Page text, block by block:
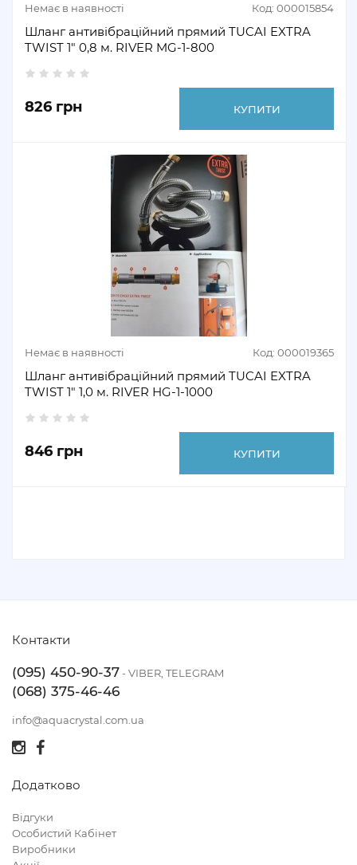
Немає в наявності Код: 000015854
Шланг антивібраційний прямий TUCAI EXTRA
TWIST 1" 0,8 м. RIVER MG-1-800
826 грн КУПИТИ
Немає в наявності Код: 000019365
Шланг антивібраційний прямий TUCAI EXTRA
TWIST 1" 1,0 м. RIVER НG-1-1000
846 грн КУПИТИ
Контакти
(095) 450-90-37- VIBER, TELEGRAM
(068) 375-46-46
info@aquacrystal.com.ua
Додатково
Відгуки
Особистий Кабінет
Виробники